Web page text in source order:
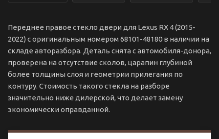
Переднее правое стекло двери для Lexus RX 4 (2015-
2022) с оригинальным номером 68101-48180 в наличии на
складе авторазбора. Деталь снята с автомобиля-донора,
проверена на отсутствие сколов, царапин глубиной
более толщины слоя и геометрии прилегания по
контуру. Стоимость такого стекла на разборе
значительно ниже дилерской, что делает замену
экономически оправданной.